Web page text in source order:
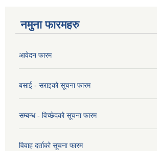
नमुना फारमहरु
आवेदन फारम
बसाई - सराइको सूचना फारम
सम्बन्ध - विच्छेदको सूचना फारम
विवाह दर्ताको सूचना फारम